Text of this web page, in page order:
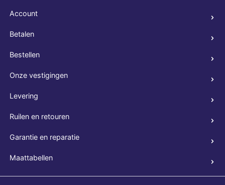
Account
Betalen
Bestellen
Onze vestigingen
Levering
Ruilen en retouren
Garantie en reparatie
Maattabellen